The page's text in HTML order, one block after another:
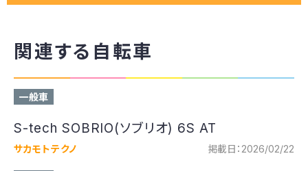
関連する自転車
S-tech SOBRIO(ソブリオ) 6S AT
一般車
サカモトテクノ 掲載日：2026/02/22